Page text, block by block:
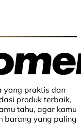
yang praktis dan
produk terbaik,
tahu, agar kamu
barang yang paling